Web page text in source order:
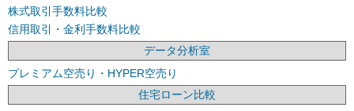
株式取引手数料比較
信用取引・金利手数料比較
データ分析室
プレミアム空売り・HYPER空売り
住宅ローン比較